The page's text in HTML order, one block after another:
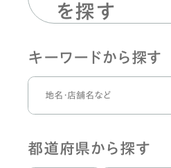
を探す
キーワードから探す
都道府県から探す